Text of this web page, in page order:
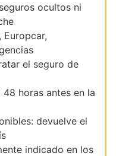
ocultos ni
el seguro de
horas antes en la
devuelve el
indicado en los